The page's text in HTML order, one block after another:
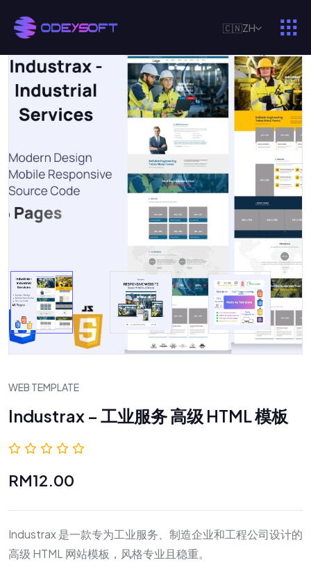
🇨🇳ZH
WEB TEMPLATE
Industrax – 工业服务 高级 HTML 模板
RM12.00
Industrax 是一款专为工业服务、制造企业和工程公司设计的
高级 HTML 网站模板，风格专业且稳重。